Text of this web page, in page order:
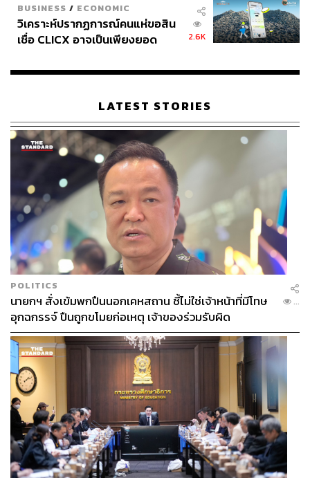
BUSINESS / ECONOMIC
วิเคราะห์ปรากฏการณ์คนแห่ขอสิน
เชื่อ CLICX อาจเป็นเพียงยอด
เรือนไทยที่ถูกซุกไว้
2.6K
LATEST STORIES
POLITICS
นายกฯ สั่งเข้มพกปืนนอกเคหสถาน ชี้ไม่ใช่เจ้าหน้าที่มีโทษ
อุกฉกรรจ์ ปืนถูกขโมยก่อเหตุ เจ้าของร่วมรับผิด
...